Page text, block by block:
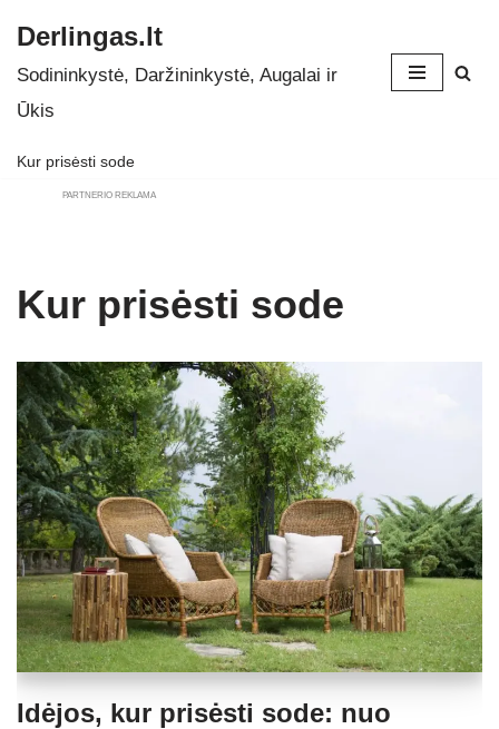
Skip
to
Derlingas.lt
Sodininkystė, Daržininkystė, Augalai ir
Ūkis
Kur prisėsti sode
PARTNERIO REKLAMA
Kur prisėsti sode
Idėjos, kur prisėsti sode: nuo